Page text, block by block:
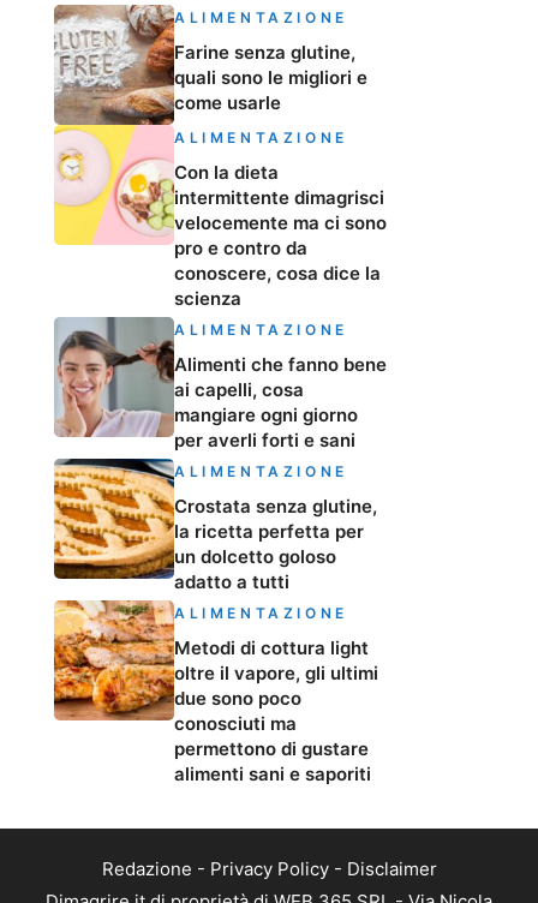
ALIMENTAZIONE
Farine senza glutine,
quali sono le migliori e
come usarle
ALIMENTAZIONE
Con la dieta
intermittente dimagrisci
velocemente ma ci sono
pro e contro da
conoscere, cosa dice la
scienza
ALIMENTAZIONE
Alimenti che fanno bene
ai capelli, cosa
mangiare ogni giorno
per averli forti e sani
ALIMENTAZIONE
Crostata senza glutine,
la ricetta perfetta per
un dolcetto goloso
adatto a tutti
ALIMENTAZIONE
Metodi di cottura light
oltre il vapore, gli ultimi
due sono poco
conosciuti ma
permettono di gustare
alimenti sani e saporiti
Redazione - Privacy Policy- Disclaimer